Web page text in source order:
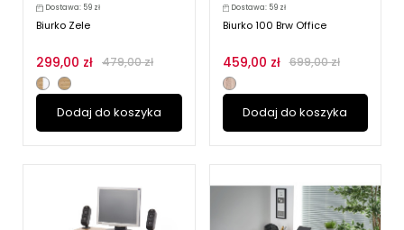
Dostawa: 59 zł
Biurko Zele
299,00 zł 479,00 zł
Dodaj do koszyka
Dostawa: 59 zł
Biurko 100 Brw Office
459,00 zł 699,00 zł
Dodaj do koszyka